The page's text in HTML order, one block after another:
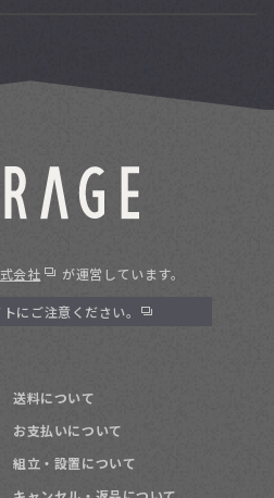
会社 が運営しています。
にご注意ください。
送料について
お支払いについて
組立・設置について